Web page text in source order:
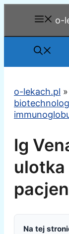
o-
o-lekach.pl »
Ig
ulotka
Na tej